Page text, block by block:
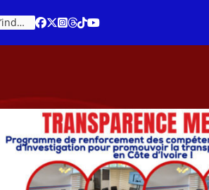
Cacao – Prix minimum garanti : Des producteurs demande son abandon